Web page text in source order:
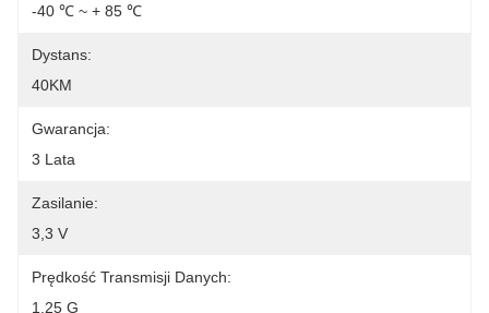
-40 ℃ ~ + 85 ℃
Dystans:
40KM
Gwarancja:
3 Lata
Zasilanie:
3,3 V
Prędkość Transmisji Danych:
1,25 G